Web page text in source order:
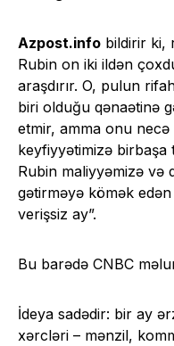
Azpost.info bildirir ki,
Rubin on iki ildən
araşdırır. O, pulun
biri olduğu qənaətinə
etmir, amma onu
keyfiyyətimizə
Rubin maliyyəmizə və
gətirməyə kömək
verişsiz ay”.
Bu barədə CNBC
İdeya sadədir: bir ay
xərcləri – mənzil,